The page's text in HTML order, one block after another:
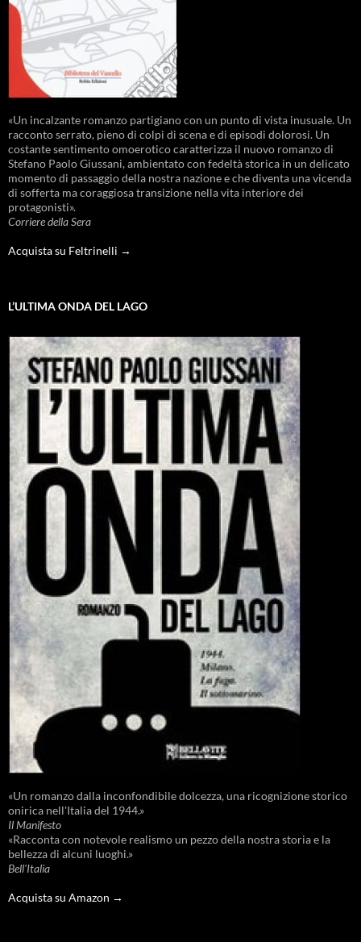
«Un incalzante romanzo partigiano con un punto di vista inusuale. Un
racconto serrato, pieno di colpi di scena e di episodi dolorosi. Un
costante sentimento omoerotico caratterizza il nuovo romanzo di
Stefano Paolo Giussani, ambientato con fedeltà storica in un delicato
momento di passaggio della nostra nazione e che diventa una vicenda
di sofferta ma coraggiosa transizione nella vita interiore dei
protagonisti».
Corriere della Sera
Acquista su Feltrinelli →
L’ULTIMA ONDA DEL LAGO
«Un romanzo dalla inconfondibile dolcezza, una ricognizione storico
onirica nell'Italia del 1944.»
Il Manifesto
«Racconta con notevole realismo un pezzo della nostra storia e la
bellezza di alcuni luoghi.»
Bell'Italia
Acquista su Amazon →